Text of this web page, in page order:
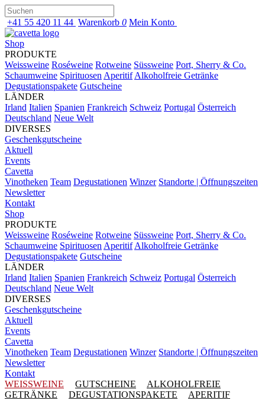
+41 55 420 11 44 Warenkorb 0 Mein Konto
Shop
PRODUKTE
Weissweine Roséweine Rotweine Süssweine Port, Sherry & Co.
Schaumweine Spirituosen Aperitif Alkoholfreie Getränke
Degustationspakete Gutscheine
LÄNDER
Irland Italien Spanien Frankreich Schweiz Portugal Österreich
Deutschland Neue Welt
DIVERSES
Geschenkgutscheine
Aktuell
Events
Cavetta
Vinotheken Team Degustationen Winzer Standorte | Öffnungszeiten
Newsletter
Kontakt
Shop
PRODUKTE
Weissweine Roséweine Rotweine Süssweine Port, Sherry & Co.
Schaumweine Spirituosen Aperitif Alkoholfreie Getränke
Degustationspakete Gutscheine
LÄNDER
Irland Italien Spanien Frankreich Schweiz Portugal Österreich
Deutschland Neue Welt
DIVERSES
Geschenkgutscheine
Aktuell
Events
Cavetta
Vinotheken Team Degustationen Winzer Standorte | Öffnungszeiten
Newsletter
Kontakt
WEISSWEINE
GUTSCHEINE
ALKOHOLFREIE
GETRÄNKE
DEGUSTATIONSPAKETE
APERITIF